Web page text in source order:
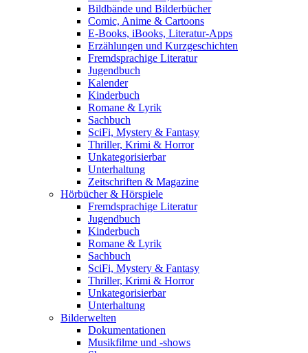
Bildbände und Bilderbücher
Comic, Anime & Cartoons
E-Books, iBooks, Literatur-Apps
Erzählungen und Kurzgeschichten
Fremdsprachige Literatur
Jugendbuch
Kalender
Kinderbuch
Romane & Lyrik
Sachbuch
SciFi, Mystery & Fantasy
Thriller, Krimi & Horror
Unkategorisierbar
Unterhaltung
Zeitschriften & Magazine
Hörbücher & Hörspiele
Fremdsprachige Literatur
Jugendbuch
Kinderbuch
Romane & Lyrik
Sachbuch
SciFi, Mystery & Fantasy
Thriller, Krimi & Horror
Unkategorisierbar
Unterhaltung
Bilderwelten
Dokumentationen
Musikfilme und -shows